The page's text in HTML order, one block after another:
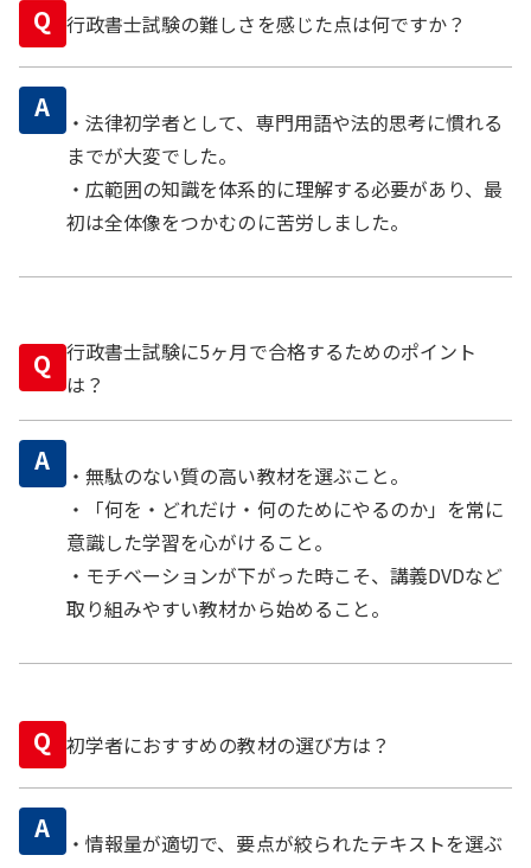
Q 行政書士試験の難しさを感じた点は何ですか？
A
・法律初学者として、専門用語や法的思考に慣れる
までが大変でした。
・広範囲の知識を体系的に理解する必要があり、最
初は全体像をつかむのに苦労しました。
Q 行政書士試験に5ヶ月で合格するためのポイント
は？
A
・無駄のない質の高い教材を選ぶこと。
・「何を・どれだけ・何のためにやるのか」を常に
意識した学習を心がけること。
・モチベーションが下がった時こそ、講義DVDなど
取り組みやすい教材から始めること。
Q 初学者におすすめの教材の選び方は？
A
・情報量が適切で、要点が絞られたテキストを選ぶ